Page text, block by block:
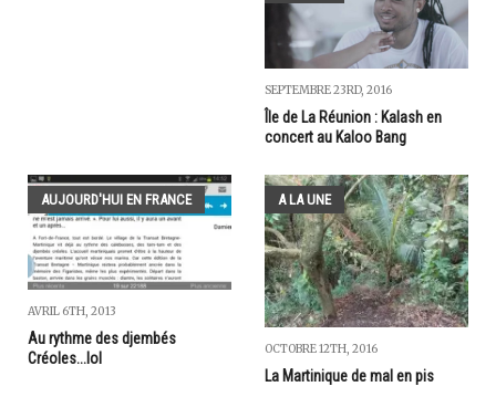
SEPTEMBRE 23RD, 2016
Île de La Réunion : Kalash en
concert au Kaloo Bang
AUJOURD'HUI EN FRANCE
AVRIL 6TH, 2013
Au rythme des djembés
Créoles...lol
A LA UNE
OCTOBRE 12TH, 2016
La Martinique de mal en pis